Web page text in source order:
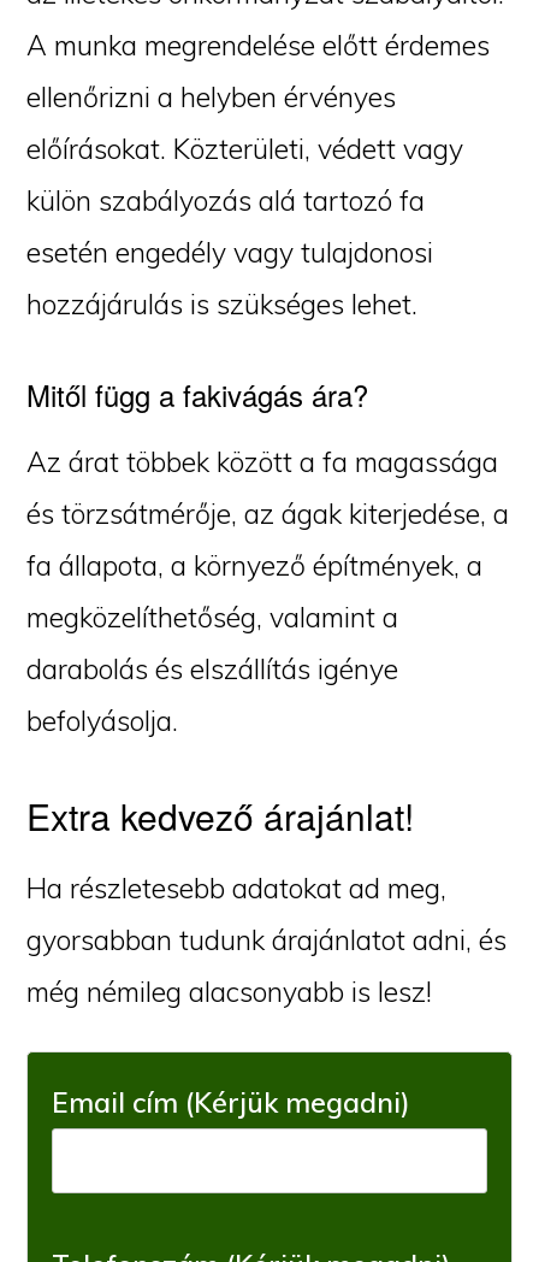
A munka megrendelése előtt érdemes
ellenőrizni a helyben érvényes
előírásokat. Közterületi, védett vagy
külön szabályozás alá tartozó fa
esetén engedély vagy tulajdonosi
hozzájárulás is szükséges lehet.
Mitől függ a fakivágás ára?
Az árat többek között a fa magassága
és törzsátmérője, az ágak kiterjedése, a
fa állapota, a környező építmények, a
megközelíthetőség, valamint a
darabolás és elszállítás igénye
befolyásolja.
Extra kedvező árajánlat!
Ha részletesebb adatokat ad meg,
gyorsabban tudunk árajánlatot adni, és
még némileg alacsonyabb is lesz!
Email cím (Kérjük megadni)